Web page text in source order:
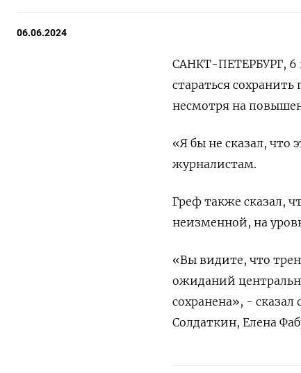
06.06.2024
САНКТ-ПЕТЕРБУРГ, 6
стараться
несмотря на
«Я бы не сказал, что
журналистам.
Греф также сказал,
неизменной, на
«Вы видите, что
ожиданий
сохранена», -
Солдаткин, Елена